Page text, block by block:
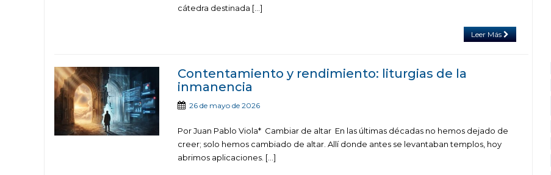
cátedra destinada […]
Leer Más
Contentamiento y rendimiento: liturgias de la
inmanencia
26 de mayo de 2026
Por Juan Pablo Viola* Cambiar de altar En las últimas décadas no hemos dejado de
creer; solo hemos cambiado de altar. Allí donde antes se levantaban templos, hoy
abrimos aplicaciones. […]